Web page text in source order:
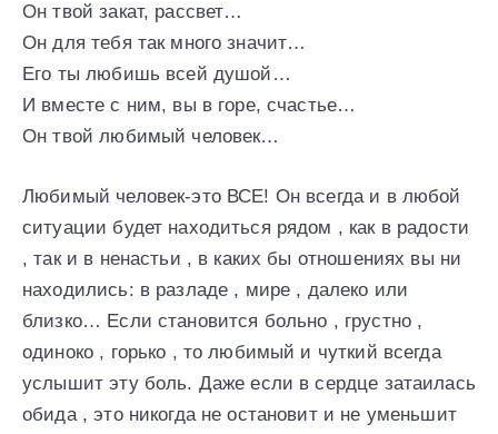
Он твой закат, рассвет…
Он для тебя так много значит…
Его ты любишь всей душой…
И вместе с ним, вы в горе, счастье…
Он твой любимый человек…
Любимый человек-это ВСЕ! Он всегда и в любой
ситуации будет находиться рядом , как в радости
, так и в ненастьи , в каких бы отношениях вы ни
находились: в разладе , мире , далеко или
близко… Если становится больно , грустно ,
одиноко , горько , то любимый и чуткий всегда
услышит эту боль. Даже если в сердце затаилась
обида , это никогда не остановит и не уменьшит